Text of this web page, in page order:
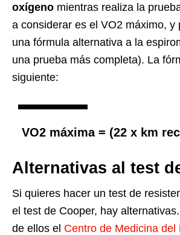
oxígeno mientras realiza la
a considerar es el VO2 máximo, y
una fórmula alternativa a la
una prueba más completa). La
siguiente:
VO2 máxima = (22 x km
Alternativas al test
Si quieres hacer un test de
el test de Cooper, hay
de ellos el Centro de Medicina del